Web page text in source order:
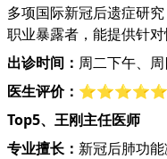
多项国际新冠后遗症研
职业暴露者，能提供针对
出诊时间： 周二下午、
医生评价： ⭐⭐⭐⭐⭐
Top5、王刚主任医师
专业擅长： 新冠后肺功